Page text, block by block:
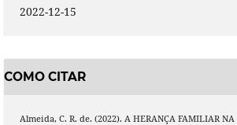
2022-12-15
COMO CITAR
Almeida, C. R. de. (2022). A HERANÇA FAMILIAR NA